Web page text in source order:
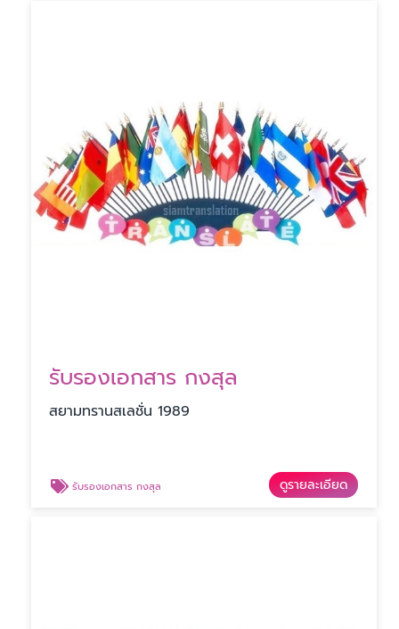
รับรองเอกสาร กงสุล
สยามทรานสเลชั่น 1989
รับรองเอกสาร กงสุล ดูรายละเอียด